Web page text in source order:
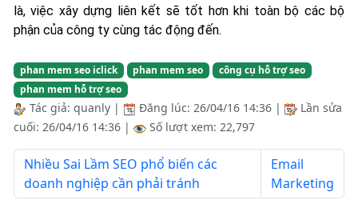
là, việc xây dựng liên kết sẽ tốt hơn khi toàn bộ các bộ
phận của công ty cùng tác động đến.
phan mem seo iclick phan mem seo
công cụ hỗ trợ seo
phan mem hỗ trợ seo
Tác giả: quanly | Đăng lúc: 26/04/16 14:36 |
Lần sửa
cuối: 26/04/16 14:36 | Số lượt xem: 22,797
Nhiều Sai Lầm SEO phổ biến các
doanh nghiệp cần phải tránh
Email
Marketing